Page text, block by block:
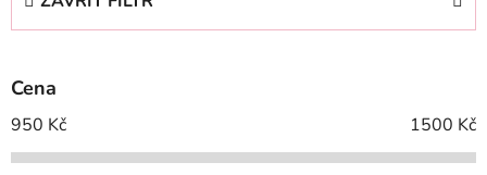
p
r
o
d
Cena
950 Kč 1500 Kč